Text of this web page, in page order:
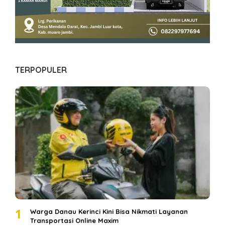
TERPOPULER
1
Warga Danau Kerinci Kini Bisa Nikmati Layanan
Transportasi Online Maxim